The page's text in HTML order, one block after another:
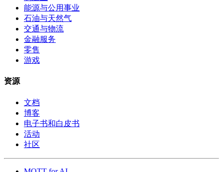
能源与公用事业
石油与天然气
交通与物流
金融服务
零售
游戏
资源
文档
博客
电子书和白皮书
活动
社区